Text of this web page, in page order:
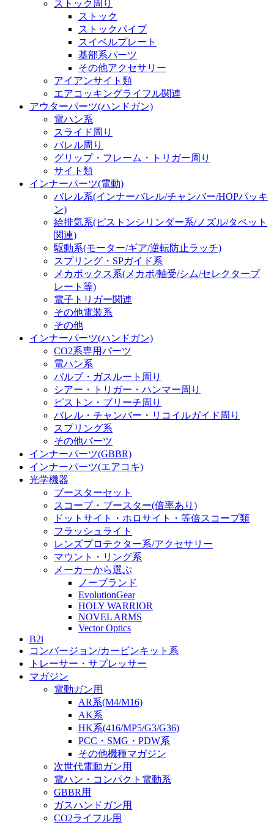
ストック周り
ストック
ストックパイプ
スイベルプレート
基部系パーツ
その他アクセサリー
アイアンサイト類
エアコッキングライフル関連
アウターパーツ(ハンドガン)
電ハン系
スライド周り
バレル周り
グリップ・フレーム・トリガー周り
サイト類
インナーパーツ(電動)
バレル系(インナーバレル/チャンバー/HOPパッキ
ン)
給排気系(ピストンシリンダー系/ノズル/タペット
関連)
駆動系(モーター/ギア/逆転防止ラッチ)
スプリング・SPガイド系
メカボックス系(メカボ/軸受/シム/セレクタープ
レート等)
電子トリガー関連
その他電装系
その他
インナーパーツ(ハンドガン)
CO2系専用パーツ
電ハン系
バルブ・ガスルート周り
シアー・トリガー・ハンマー周り
ピストン・ブリーチ周り
バレル・チャンバー・リコイルガイド周り
スプリング系
その他パーツ
インナーパーツ(GBBR)
インナーパーツ(エアコキ)
光学機器
ブースターセット
スコープ・ブースター(倍率あり)
ドットサイト・ホロサイト・等倍スコープ類
フラッシュライト
レンズプロテクター系/アクセサリー
マウント・リング系
メーカーから選ぶ
ノーブランド
EvolutionGear
HOLY WARRIOR
NOVEL ARMS
Vector Optics
B2i
コンバージョン/カービンキット系
トレーサー・サプレッサー
マガジン
電動ガン用
AR系(M4/M16)
AK系
HK系(416/MP5/G3/G36)
PCC・SMG・PDW系
その他機種マガジン
次世代電動ガン用
電ハン・コンパクト電動系
GBBR用
ガスハンドガン用
CO2ライフル用